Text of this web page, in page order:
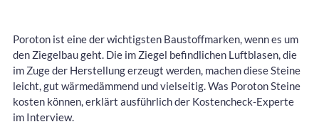
Poroton ist eine der wichtigsten Baustoffmarken, wenn es um
den Ziegelbau geht. Die im Ziegel befindlichen Luftblasen, die
im Zuge der Herstellung erzeugt werden, machen diese Steine
leicht, gut wärmedämmend und vielseitig. Was Poroton Steine
kosten können, erklärt ausführlich der Kostencheck-Experte
im Interview.